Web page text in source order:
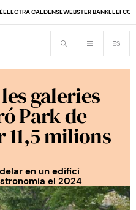
ELECTRA CALDENSEWEBSTER BANKLLEI
galeries
Park de
milions
en un edifici
el 2024